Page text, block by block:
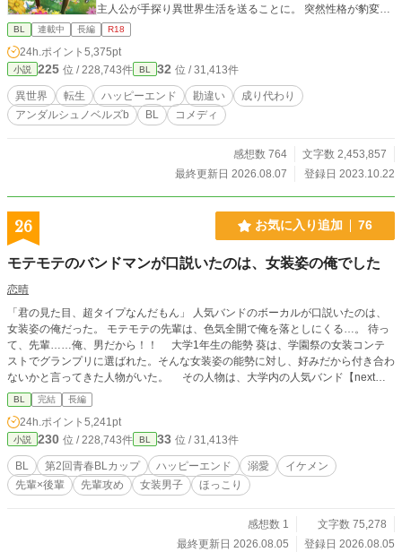
主人公が手探り異世界生活を送ることに。 突然性格が豹変し
たユリスに戸惑う周囲を翻弄しつつ異世界ライフを楽しむお
話です。 ※基本ほのぼの路線です。不定期更新。冒頭から少
しですが流血表現あります。苦手な方はご注意下さい。
BL 連載中 長編 R18
24h.ポイント 5,375pt
小説 225 位 / 228,743件 BL 32 位 / 31,413件
異世界 転生 ハッピーエンド 勘違い
成り代わり
アンダルシュノベルズb
BL コメディ
感想数 764
文字数 2,453,857
最終更新日 2026.08.07
登録日 2023.10.22
26 お気に入り追加 76
モテモテのバンドマンが口説いたのは、女装姿の俺でした
恋晴
「君の見た目、超タイプなんだもん」 人気バンドのボーカルが口説いたのは、
女装姿の俺だった。 モテモテの先輩は、色気全開で俺を落としにくる…。 待っ
て、先輩……俺、男だから！！ 大学1年生の能勢 葵は、学園祭の女装コンテ
ストでグランプリに選ばれた。そんな女装姿の能勢に対し、好みだから付き合わ
ないかと言ってきた人物がいた。 その人物は、大学内の人気バンド【next】
のボーカル柚原 翠だった。 口説いてくる柚原に戸惑い、時にドキドキしてし
まう能勢。 …本気？弄ばれてる？無自覚の色男に振り回されっぱなしの生活い
つ終わる！？
BL 完結 長編
24h.ポイント 5,241pt
小説 230 位 / 228,743件 BL 33 位 / 31,413件
BL 第2回青春BLカップ ハッピーエンド 溺愛
イケメン
先輩×後輩
先輩攻め 女装男子 ほっこり
感想数 1
文字数 75,278
最終更新日 2026.08.05
登録日 2026.08.05